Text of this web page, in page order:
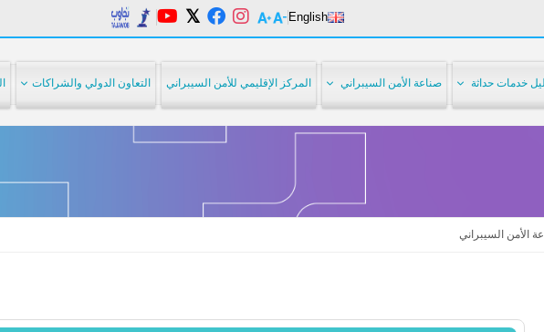
English
خدمات حداثة صناعة الأمن السيبراني المركز الإقليمي للأمن السيبراني التعاون الدولي والشراكات
الأمن السيبراني